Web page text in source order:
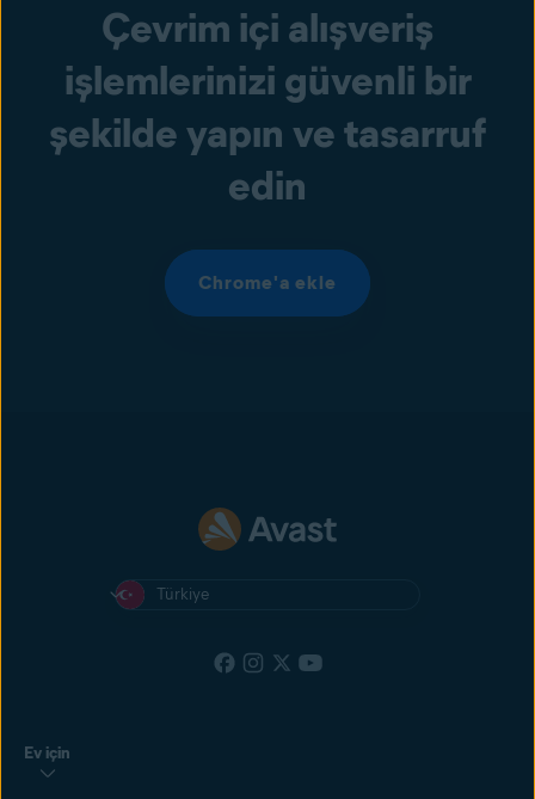
Çevrim içi alışveriş
işlemlerinizi güvenli bir
şekilde yapın ve tasarruf
edin
Chrome'a ekle
Türkiye
Ev için